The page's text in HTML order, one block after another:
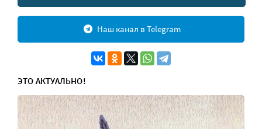
Наш канал в Telegram
ЭТО АКТУАЛЬНО!